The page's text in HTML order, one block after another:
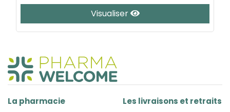
Visualiser
La pharmacie Les livraisons et retraits